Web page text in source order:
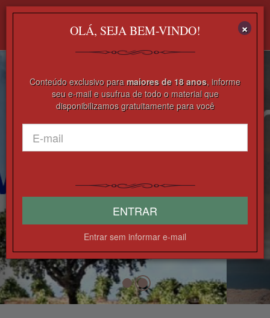
×
OLÁ, SEJA BEM-VINDO!
Conteúdo exclusivo para maiores de 18 anos, informe
seu e-mail e usufrua de todo o material que
disponibilizamos gratuitamente para você
ENTRAR
Entrar sem informar e-mail
CLIQUE E LEIA